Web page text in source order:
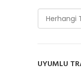
Herhangi
UYUMLU